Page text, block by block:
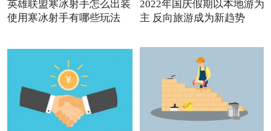
英雄联盟寒冰射手怎么出装
使用寒冰射手有哪些玩法
2022年国庆假期以本地游为
主 反向旅游成为新趋势